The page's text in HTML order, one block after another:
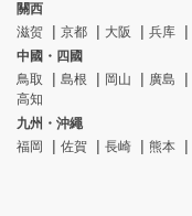
關西
滋贺
京都 大阪 兵库
中國・四國
鳥取
島根 岡山 廣島
高知
九州・沖繩
福岡
佐賀 長崎 熊本